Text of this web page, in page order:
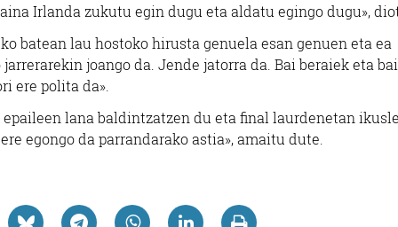
Irlanda zukutu egin dugu eta aldatu egingo dugu»,
batean lau hostoko hirusta genuela esan genuen eta ea
joango da. Jende jatorra da. Bai beraiek eta
ere polita da».
lana baldintzatzen du eta final laurdenetan
egongo da parrandarako astia», amaitu dute.